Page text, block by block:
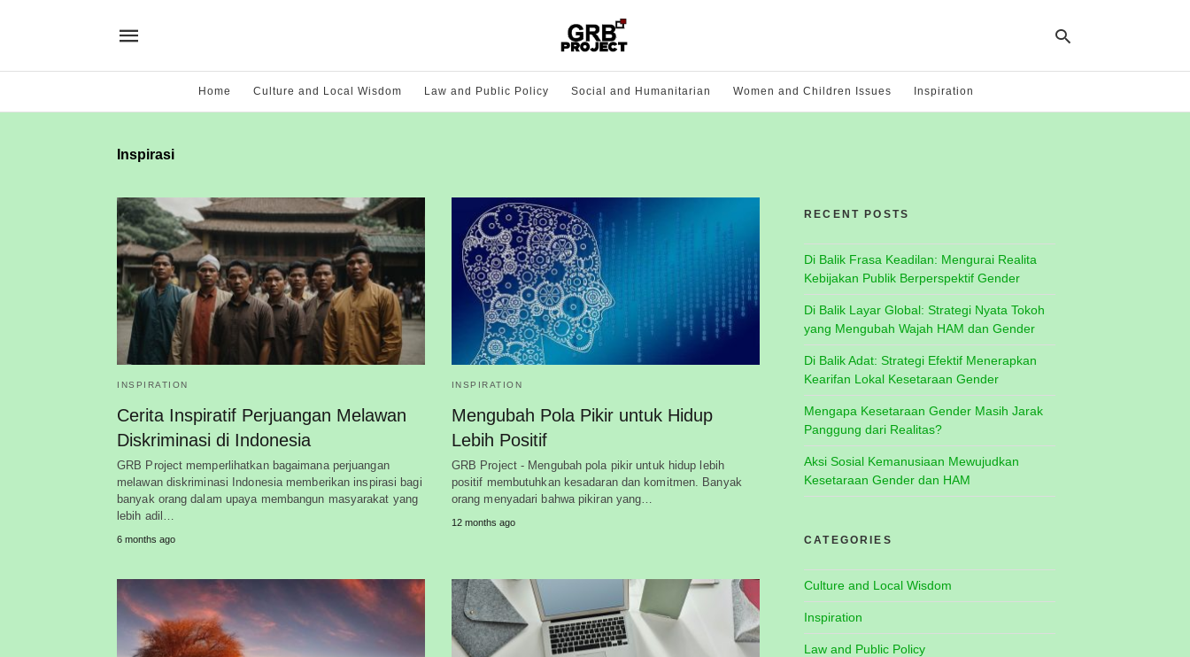
Home Culture and Local Wisdom Law and Public Policy Social and Humanitarian Women and Children Issues Inspiration
Inspirasi
INSPIRATION
Cerita Inspiratif Perjuangan Melawan
Diskriminasi di Indonesia
GRB Project memperlihatkan bagaimana perjuangan
melawan diskriminasi Indonesia memberikan inspirasi bagi
banyak orang dalam upaya membangun masyarakat yang
lebih adil…
6 months ago
INSPIRATION
Mengubah Pola Pikir untuk Hidup
Lebih Positif
GRB Project - Mengubah pola pikir untuk hidup lebih
positif membutuhkan kesadaran dan komitmen. Banyak
orang menyadari bahwa pikiran yang…
12 months ago
RECENT POSTS
Di Balik Frasa Keadilan: Mengurai Realita
Kebijakan Publik Berperspektif Gender
Di Balik Layar Global: Strategi Nyata Tokoh
yang Mengubah Wajah HAM dan Gender
Di Balik Adat: Strategi Efektif Menerapkan
Kearifan Lokal Kesetaraan Gender
Mengapa Kesetaraan Gender Masih Jarak
Panggung dari Realitas?
Aksi Sosial Kemanusiaan Mewujudkan
Kesetaraan Gender dan HAM
CATEGORIES
Culture and Local Wisdom
Inspiration
Law and Public Policy